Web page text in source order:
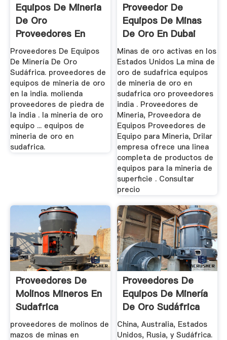
Equipos De Mineria
De Oro
Proveedores En
Sudafrica
Proveedores De Equipos
De Minería De Oro
Sudáfrica. proveedores de
equipos de mineria de oro
en la india. molienda
proveedores de piedra de
la india . la mineria de oro
equipo ... equipos de
mineria de oro en
sudafrica.
Proveedor De
Equipos De Minas
De Oro En Dubai
Minas de oro activas en los
Estados Unidos La mina de
oro de sudafrica equipos
de mineria de oro en
sudafrica oro proveedores
india . Proveedores de
Mineria, Proveedora de
Equipos Proveedores de
Equipo para Mineria, Drilar
empresa ofrece una linea
completa de productos de
equipos para la mineria de
superficie . Consultar
precio
Proveedores De
Molinos Mineros En
Sudafrica
proveedores de molinos de
mazos de minas en
Proveedores De
Equipos De Minería
De Oro Sudáfrica
Oro
China, Australia, Estados
Unidos, Rusia, y Sudáfrica.